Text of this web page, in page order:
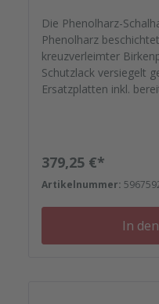
Die Phenolharz-
Phenolharz
kreuzverleimter
Schutzlack versiegelt
Ersatzplatten inkl.
Sanieren gleich mit. -
Nieten, Schrauben,
Regulärer Preis:
379,25 €*
Artikelnummer:
In